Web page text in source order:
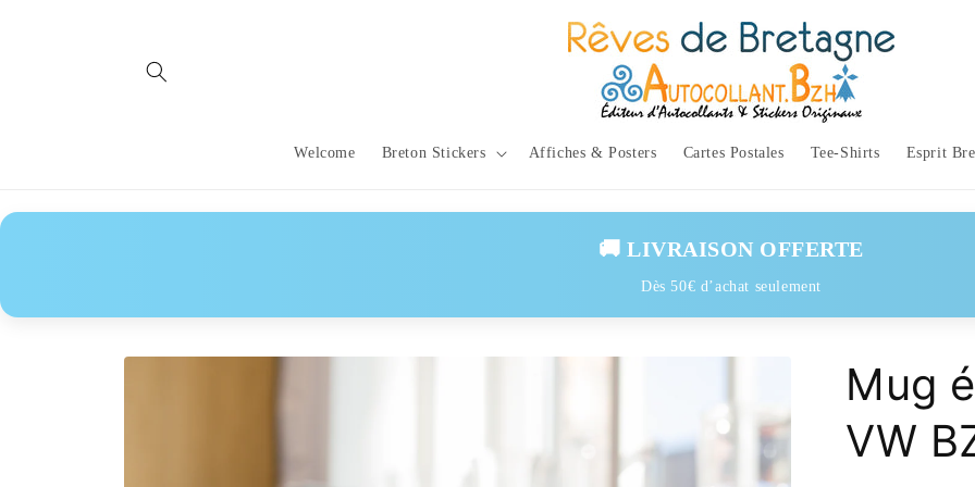
Welcome Breton Stickers Affiches & Posters Cartes Postales Tee-Shirts Esprit
🚚 LIVRAISON OFFERTE
Dès 50€ d’achat seulement
Skip to
Mug
VW